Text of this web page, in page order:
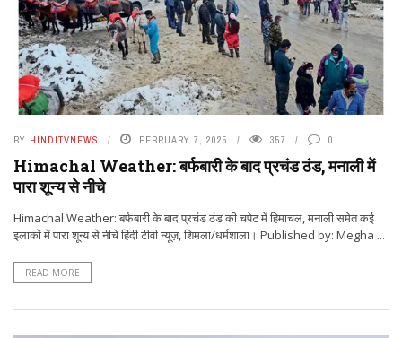
BY HINDITVNEWS FEBRUARY 7, 2025 357 0
Himachal Weather: बर्फबारी के बाद प्रचंड ठंड, मनाली में
पारा शून्य से नीचे
Himachal Weather: बर्फबारी के बाद प्रचंड ठंड की चपेट में हिमाचल, मनाली समेत कई
इलाकों में पारा शून्य से नीचे हिंदी टीवी न्यूज़, शिमला/धर्मशाला। Published by: Megha ...
READ MORE